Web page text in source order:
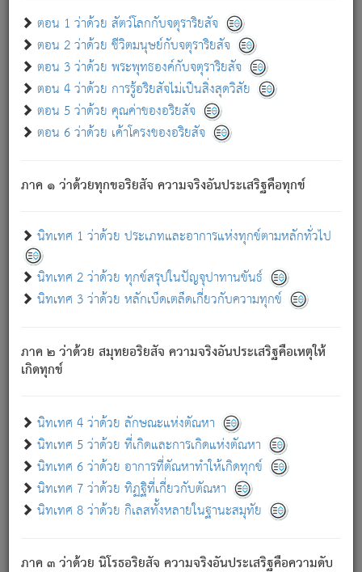
ตอน 1 ว่าด้วย สัตว์โลกกับจตุราริยสัจ
ตอน 2 ว่าด้วย ชีวิตมนุษย์กับจตุราริยสัจ
ตอน 3 ว่าด้วย พระพุทธองค์กับจตุราริยสัจ
ตอน 4 ว่าด้วย การรู้อริยสัจไม่เป็นสิ่งสุดวิสัย
ตอน 5 ว่าด้วย คุณค่าของอริยสัจ
ตอน 6 ว่าด้วย เค้าโครงของอริยสัจ
ภาค ๑ ว่าด้วยทุกขอริยสัจ ความจริงอันประเสริฐคือทุกข์
นิทเทศ 1 ว่าด้วย ประเภทและอาการแห่งทุกข์ตามหลักทั่วไป
นิทเทศ 2 ว่าด้วย ทุกข์สรุปในปัญจุปาทานขันธ์
นิทเทศ 3 ว่าด้วย หลักเบ็ดเตล็ดเกี่ยวกับความทุกข์
ภาค ๒ ว่าด้วย สมุทยอริยสัจ ความจริงอันประเสริฐคือเหตุให้
เกิดทุกข์
นิทเทศ 4 ว่าด้วย ลักษณะแห่งตัณหา
นิทเทศ 5 ว่าด้วย ที่เกิดและการเกิดแห่งตัณหา
นิทเทศ 6 ว่าด้วย อาการที่ตัณหาทำให้เกิดทุกข์
นิทเทศ 7 ว่าด้วย ทิฏฐิที่เกี่ยวกับตัณหา
นิทเทศ 8 ว่าด้วย กิเลสทั้งหลายในฐานะสมุทัย
ภาค ๓ ว่าด้วย นิโรธอริยสัจ ความจริงอันประเสริฐคือความดับ
เขาเพลิดเพลินยิ่งนักในสิ่งใด สิ่งนั้นเป็นภัย (ที่เขาไม่รู้จัก)
เขากลัวต่อสิ่งใดสิ่งนั้นเป็นทุกข์
พรหมจรรย์นี้ อันบุคคลย่อมประพฤติ ก็เพื่อการละขาดซึ่ง
ภพ.
สมณะหรือพราหมณ์เหล่าใด กล่าวความหลุดพ้นจากภพว่า
มีได้เพราะภพ เรากล่าวว่า สมณะหรือพราหมณ์ทั้งปวงนั้น
มิใช่ผู้หลดพ้นจากภพ.
ภพ ว่ามีได้เพราะวิภพ[2]: เรากล่าวว่า สมณะหรือพราหมณ์ทั้ง
ปวงนั้น ก็ยังสลัดภพออกไปไม่ได้.
ก็ทุกข์นี้มีขึ้น เพราะอาศัยซึ่งอุปธิทั้งปวง.
เพราะความสิ้นไปแห่งอุปาทานทั้งปวง ความเกิดขึ้นแห่ง
ทุกข์จึงไม่มี.
ท่านจงดูโลกนี้เถิด (จะเห็นว่า) สัตว์ทั้งหลายอันอวิชาหนา
แน่นบังหนาแล้ว; และว่า สัตว์ผู้ยินดีในภพอันเป็นแล้วนั้น ย่อม
อันเป็นไปในที่หรือเวลาทั้งปวง[3]เพื่อความมีแห่งประโยชน์โดย
ประการทั้งปวง; ภพทั้งหลายทั้งหมดนั้น ไม่เที่ยง เป็นทุกข์ มี
ความแปรปรวนเป็นธรรมดา.
อย่างนี้อยู่; เขาย่อมละภวตัณหาได้ และไม่เพลิดเพลินวิภวตัณหา
ด้วย.
ความดับเพราะความสำรอกไม่เหลือ (แห่งภพทั้งหลาย)
เพราะความสิ้นไปแห่งตัณหาโดยประการทั้งปวง นั้นคือ
นิพพาน.
ภพใหม่ย่อมไม่มีแก่ภิกษุนั้น ผู้ดับเย็นสนิทแล้ว เพราะไม่มี
ภิกษุนั้น เป็นผู้ครอบงำมารได้แล้ว ชนะสงครามแล้ว ก้าวล่วง